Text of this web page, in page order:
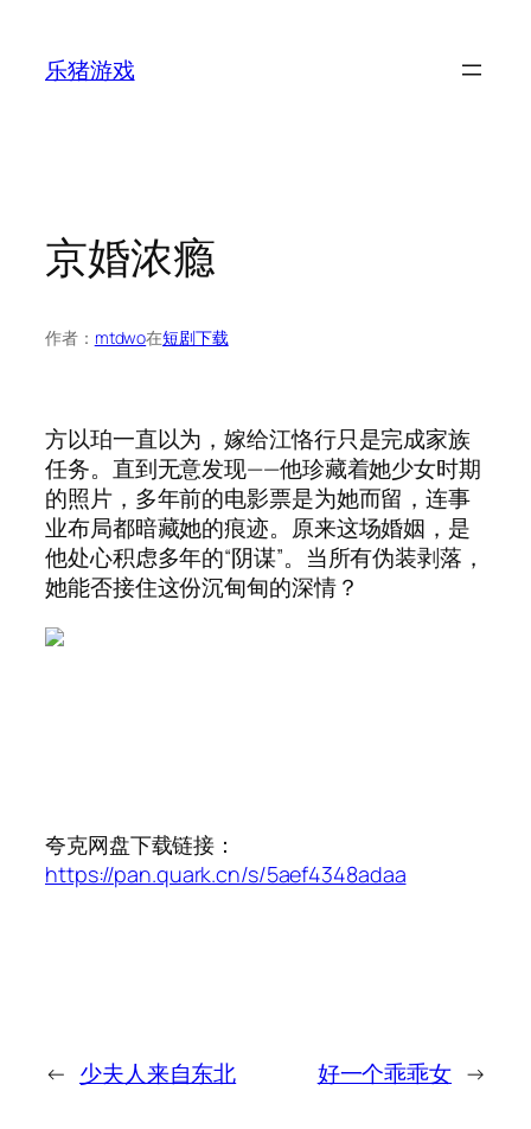
乐猪游戏
京婚浓瘾
作者： mtdwo在短剧下载
方以珀一直以为，嫁给江恪行只是完成家族
任务。直到无意发现——他珍藏着她少女时期
的照片，多年前的电影票是为她而留，连事
业布局都暗藏她的痕迹。原来这场婚姻，是
他处心积虑多年的“阴谋”。当所有伪装剥落，
她能否接住这份沉甸甸的深情？
夸克网盘下载链接：
https://pan.quark.cn/s/5aef4348adaa
← 少夫人来自东北 好一个乖乖女 →